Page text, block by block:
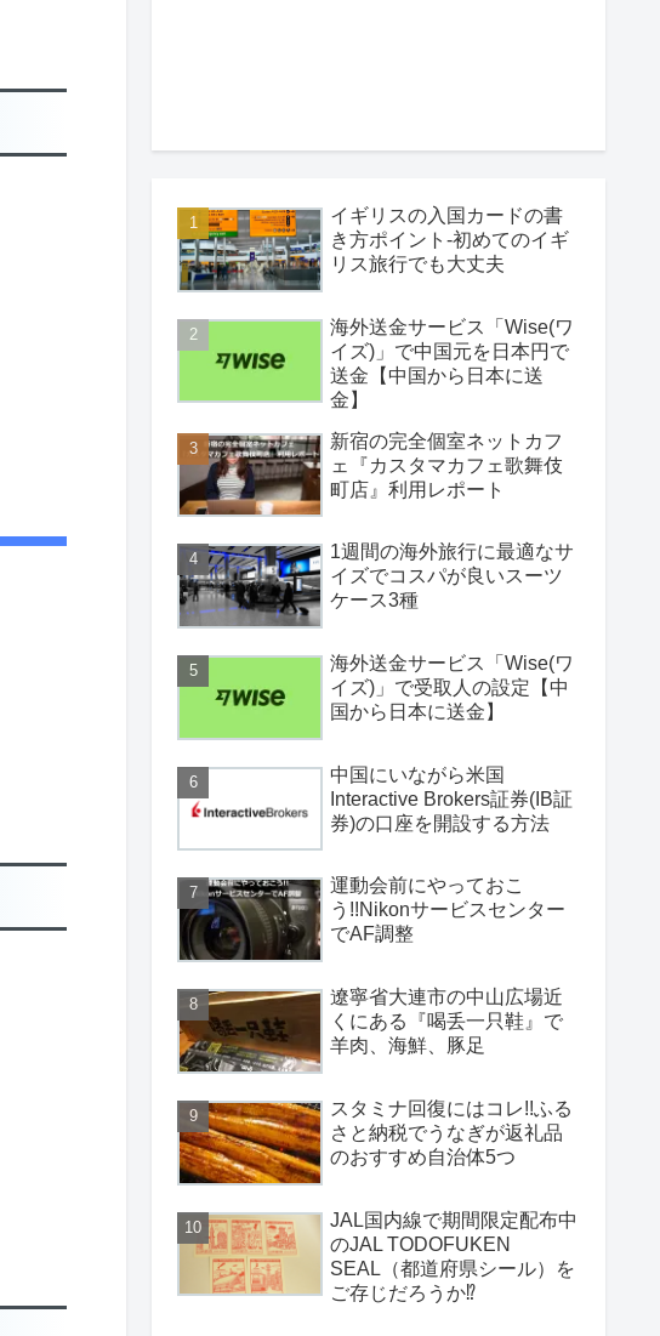
イギリスの入国カードの書
き方ポイント-初めてのイギ
リス旅行でも大丈夫
海外送金サービス「Wise(ワ
イズ)」で中国元を日本円で
送金【中国から日本に送
金】
新宿の完全個室ネットカフ
ェ『カスタマカフェ歌舞伎
町店』利用レポート
1週間の海外旅行に最適なサ
イズでコスパが良いスーツ
ケース3種
海外送金サービス「Wise(ワ
イズ)」で受取人の設定【中
国から日本に送金】
中国にいながら米国
Interactive Brokers証券(IB証
券)の口座を開設する方法
運動会前にやっておこ
う!!Nikonサービスセンター
でAF調整
遼寧省大連市の中山広場近
くにある『喝丢一只鞋』で
羊肉、海鮮、豚足
スタミナ回復にはコレ!!ふる
さと納税でうなぎが返礼品
のおすすめ自治体5つ
JAL国内線で期間限定配布中
のJAL TODOFUKEN
SEAL（都道府県シール）を
ご存じだろうか⁉